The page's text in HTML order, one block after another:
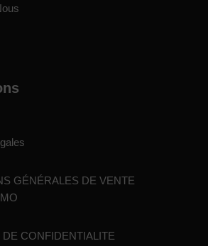
GÉNÉRALES DE VENTE
CONFIDENTIALITE